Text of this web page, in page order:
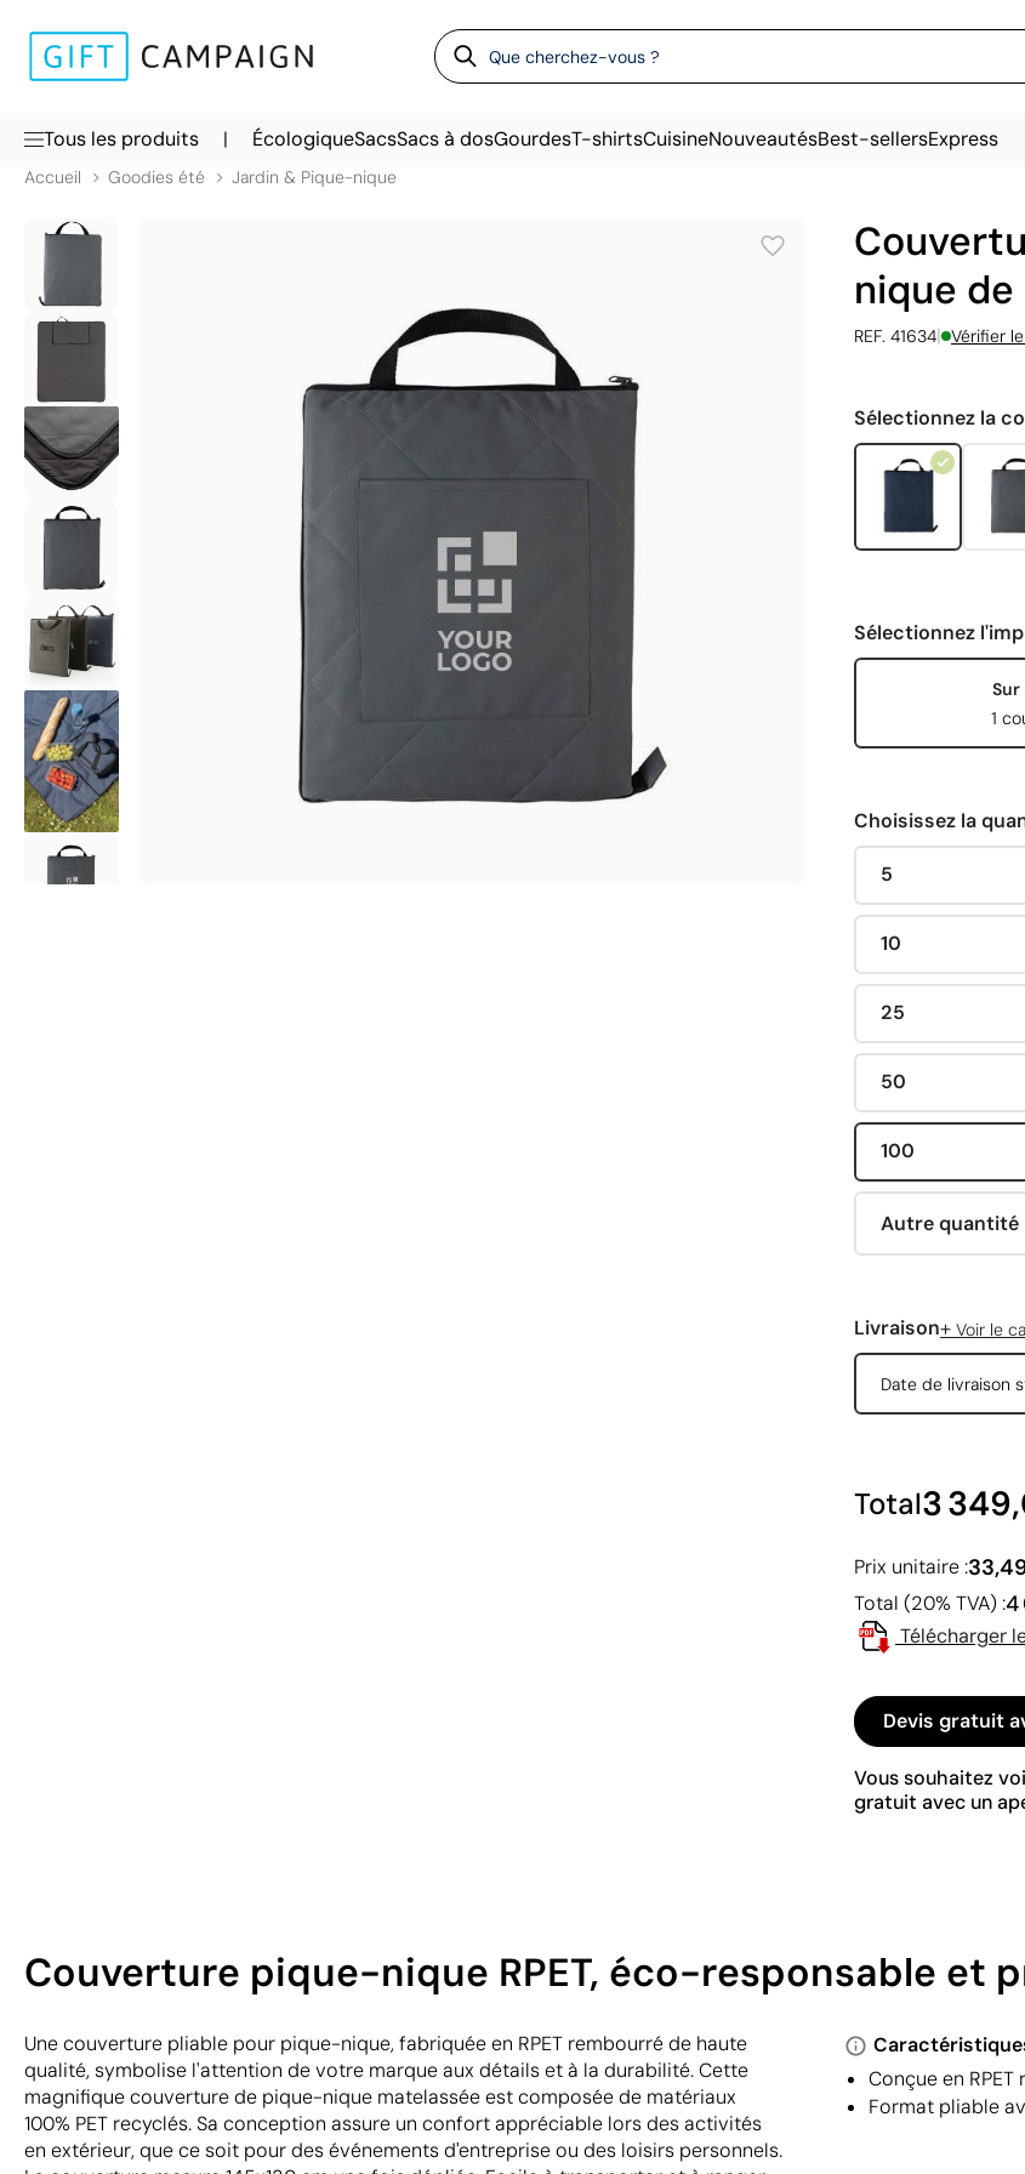
Tous les produits | ÉcologiqueSacsSacs à dosGourdesT-shirtsCuisineNouveautésBest-sellersExpress
Accueil Goodies été Jardin & Pique-nique
nique
REF. 41634| Vérifier
Sélectionnez la
Sélectionnez
Sur
1
Choisissez la
5
10
25
50
100
Autre quantité
Livraison+ Voir le
Date de livraison
Total3
Prix unitaire :
Total (20% TVA) :4
Télécharger
Devis gratuit
Vous souhaitez
gratuit avec un
Couverture pique-nique RPET, éco-responsable et
Une couverture pliable pour pique-nique, fabriquée en RPET rembourré de haute
qualité, symbolise l'attention de votre marque aux détails et à la durabilité. Cette
magnifique couverture de pique-nique matelassée est composée de matériaux
100% PET recyclés. Sa conception assure un confort appréciable lors des activités
en extérieur, que ce soit pour des événements d'entreprise ou des loisirs personnels.
Conçue en
Format pliable